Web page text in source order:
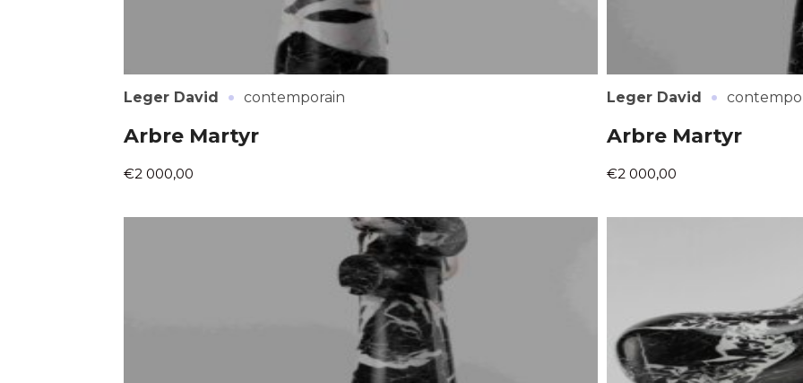
Leger David · contemporain
Arbre Martyr
€2 000,00
Leger David ·
Arbre Martyr
€2 000,00